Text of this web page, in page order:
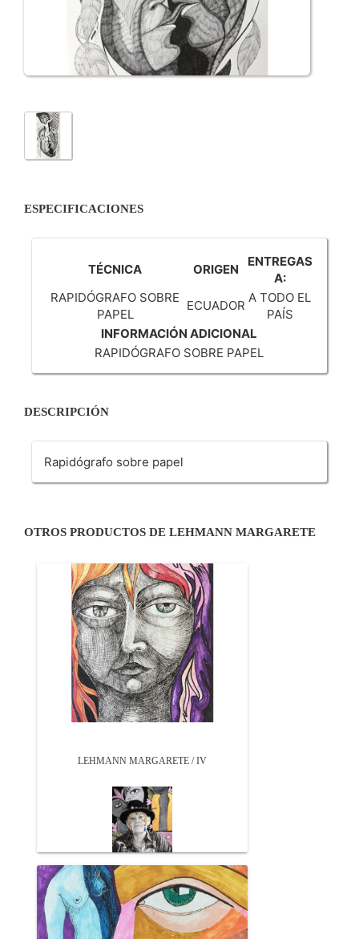
ESPECIFICACIONES
TÉCNICA ORIGEN
ENTREGAS
A:
RAPIDÓGRAFO SOBRE
PAPEL
ECUADOR
A TODO EL
PAÍS
INFORMACIÓN ADICIONAL
RAPIDÓGRAFO SOBRE PAPEL
DESCRIPCIÓN
Rapidógrafo sobre papel
OTROS PRODUCTOS DE LEHMANN MARGARETE
LEHMANN MARGARETE / IV